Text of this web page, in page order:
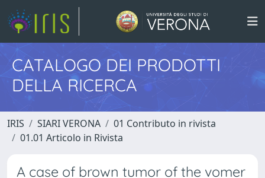
CATALOGO DEI PRODOTTI
DELLA RICERCA
IRIS SIARI VERONA
01 Contributo in rivista
01.01 Articolo in Rivista
A case of brown tumor of the vomer